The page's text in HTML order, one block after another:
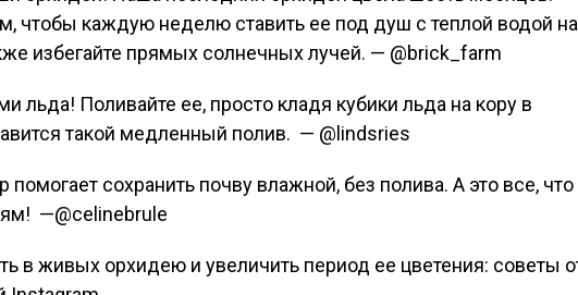
чтобы каждую неделю ставить ее под душ с теплой водой на
избегайте прямых солнечных лучей. — @brick_farm
льда! Поливайте ее, просто кладя кубики льда на кору в
такой медленный полив. — @lindsries
помогает сохранить почву влажной, без полива. А это все, что
—@celinebrule